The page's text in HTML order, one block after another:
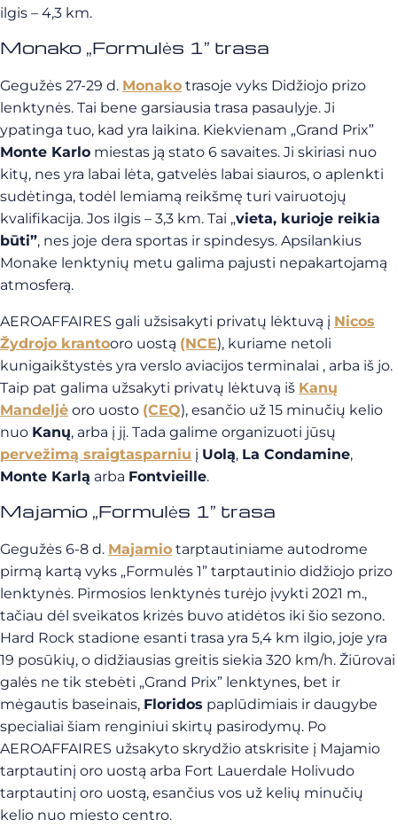
ilgis – 4,3 km.
Monako „Formulės 1” trasa
Gegužės 27-29 d. Monako trasoje vyks Didžiojo prizo
lenktynės. Tai bene garsiausia trasa pasaulyje. Ji
ypatinga tuo, kad yra laikina. Kiekvienam „Grand Prix”
Monte Karlo miestas ją stato 6 savaites. Ji skiriasi nuo
kitų, nes yra labai lėta, gatvelės labai siauros, o aplenkti
sudėtinga, todėl lemiamą reikšmę turi vairuotojų
kvalifikacija. Jos ilgis – 3,3 km. Tai „vieta, kurioje reikia
būti”, nes joje dera sportas ir spindesys. Apsilankius
Monake lenktynių metu galima pajusti nepakartojamą
atmosferą.
AEROAFFAIRES gali užsisakyti privatų lėktuvą į Nicos
Žydrojo krantooro uostą (NCE), kuriame netoli
kunigaikštystės yra verslo aviacijos terminalai , arba iš jo.
Taip pat galima užsakyti privatų lėktuvą iš Kanų
Mandeljė oro uosto (CEQ), esančio už 15 minučių kelio
nuo Kanų, arba į jį. Tada galime organizuoti jūsų
pervežimą sraigtasparniu į Uolą, La Condamine,
Monte Karlą arba Fontvieille.
Majamio „Formulės 1” trasa
Gegužės 6-8 d. Majamio tarptautiniame autodrome
pirmą kartą vyks „Formulės 1” tarptautinio didžiojo prizo
lenktynės. Pirmosios lenktynės turėjo įvykti 2021 m.,
tačiau dėl sveikatos krizės buvo atidėtos iki šio sezono.
Hard Rock stadione esanti trasa yra 5,4 km ilgio, joje yra
19 posūkių, o didžiausias greitis siekia 320 km/h. Žiūrovai
galės ne tik stebėti „Grand Prix” lenktynes, bet ir
mėgautis baseinais, Floridos paplūdimiais ir daugybe
specialiai šiam renginiui skirtų pasirodymų. Po
AEROAFFAIRES užsakyto skrydžio atskrisite į Majamio
tarptautinį oro uostą arba Fort Lauerdale Holivudo
tarptautinį oro uostą, esančius vos už kelių minučių
kelio nuo miesto centro.